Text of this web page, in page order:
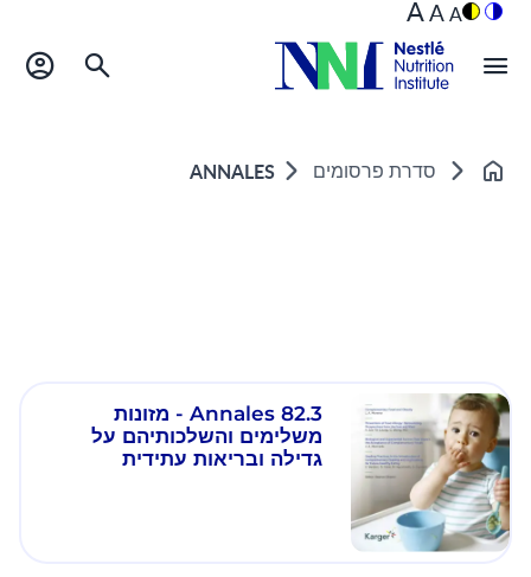
A
A
A
Home סדרת פרסומים ANNALES
Annales 82.3 - מזונות
משלימים והשלכותיהם על
גדילה ובריאות עתידית